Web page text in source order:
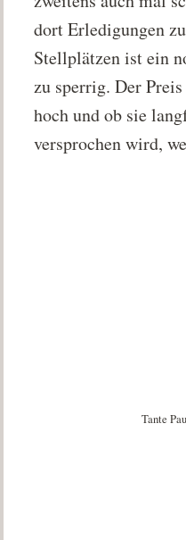
dort Erledigungen
Stellplätzen ist ein
zu sperrig. Der
hoch und ob sie
versprochen wird,
Tante